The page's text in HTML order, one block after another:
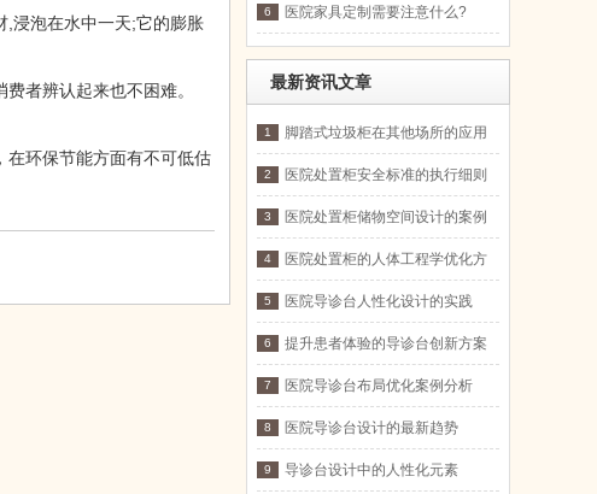
浸泡在水中一天;它的膨胀
者辨认起来也不困难。
环保节能方面有不可低估
6 医院家具定制需要注意什么?
最新资讯文章
1 脚踏式垃圾柜在其他场所的应用
2 医院处置柜安全标准的执行细则
3
医院处置柜储物空间设计的案例
4
医院处置柜的人体工程学优化方
5 医院导诊台人性化设计的实践
6 提升患者体验的导诊台创新方案
7 医院导诊台布局优化案例分析
8 医院导诊台设计的最新趋势
9 导诊台设计中的人性化元素